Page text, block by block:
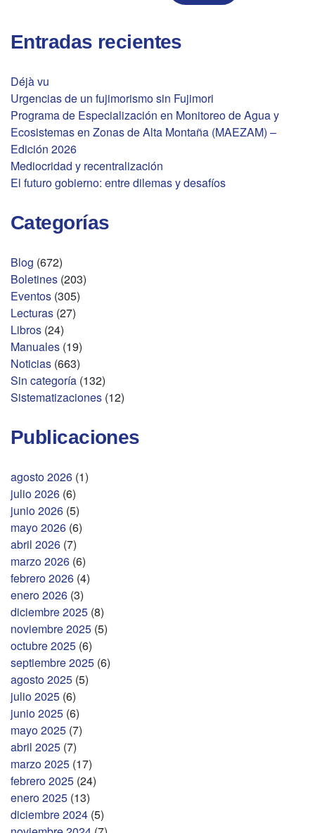
Entradas recientes
Déjà vu
Urgencias de un fujimorismo sin Fujimori
Programa de Especialización en Monitoreo de Agua y
Ecosistemas en Zonas de Alta Montaña (MAEZAM) –
Edición 2026
Mediocridad y recentralización
El futuro gobierno: entre dilemas y desafíos
Categorías
Blog (672)
Boletines (203)
Eventos (305)
Lecturas (27)
Libros (24)
Manuales (19)
Noticias (663)
Sin categoría (132)
Sistematizaciones (12)
Publicaciones
agosto 2026 (1)
julio 2026 (6)
junio 2026 (5)
mayo 2026 (6)
abril 2026 (7)
marzo 2026 (6)
febrero 2026 (4)
enero 2026 (3)
diciembre 2025 (8)
noviembre 2025 (5)
octubre 2025 (6)
septiembre 2025 (6)
agosto 2025 (5)
julio 2025 (6)
junio 2025 (6)
mayo 2025 (7)
abril 2025 (7)
marzo 2025 (17)
febrero 2025 (24)
enero 2025 (13)
diciembre 2024 (5)